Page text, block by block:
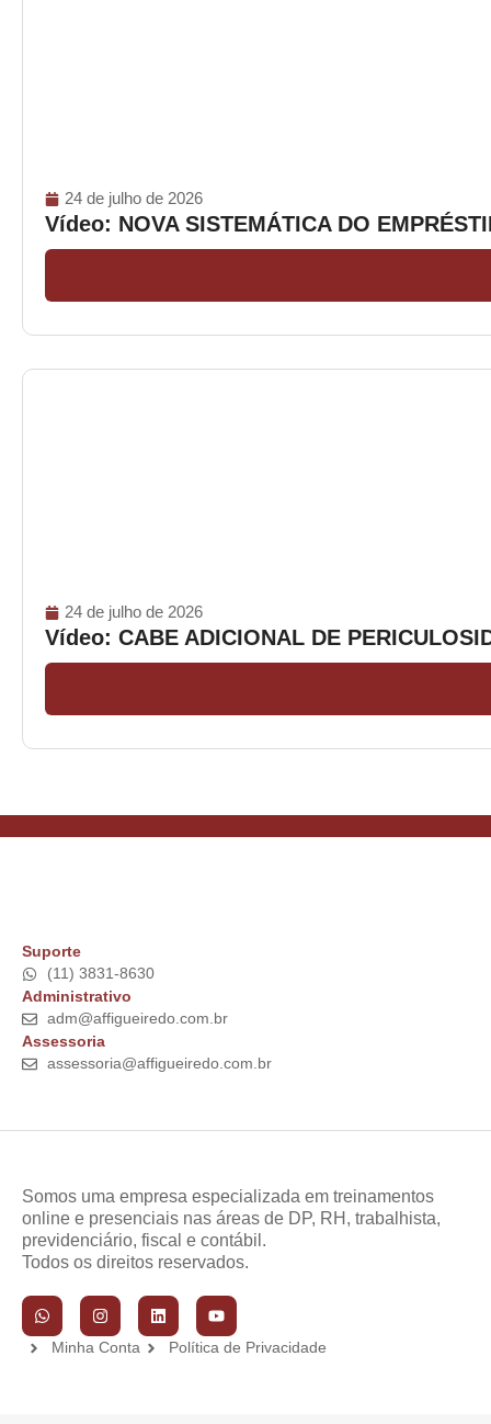
24 de julho de 2026
Vídeo: NOVA SISTEMÁTICA DO
24 de julho de 2026
Vídeo: CABE ADICIONAL DE
Suporte
(11) 3831-8630
Administrativo
adm@affigueiredo.com.br
Assessoria
assessoria@affigueiredo.com.br
Somos uma empresa especializada em treinamentos
online e presenciais nas áreas de DP, RH, trabalhista,
previdenciário, fiscal e contábil.
Todos os direitos reservados.
Minha Conta Política de Privacidade